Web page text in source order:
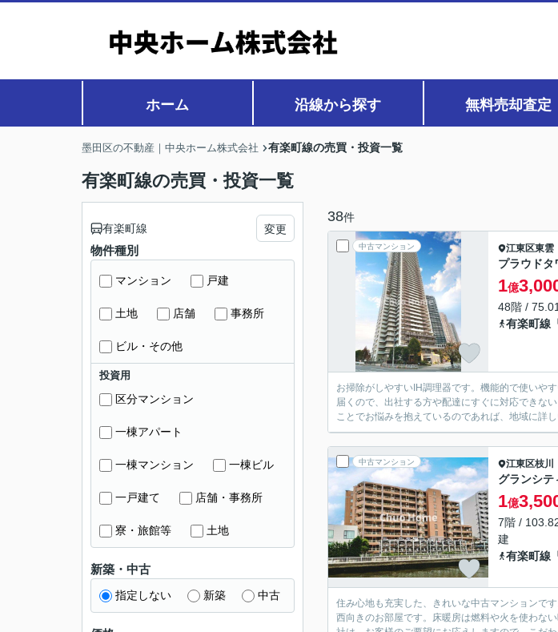
ホーム 沿線から探す 無料売却査定
墨田区の不動産｜中央ホーム株式会社 有楽町線の売買・投資一覧
有楽町線の売買・投資一覧
38件
中古マンション 江東区東雲
プラウドタ
1億
48階 /
有楽町線
お掃除がしやすいIH調理器です。機能的で使いや
届くので、出社する方や配達にすぐに対応できな
ことでお悩みを抱えているのであれば、地域に詳
中古マンション 江東区枝川
グランシテ
1億
7階 /
建
有楽町線
住み心地も充実した、きれいな中古マンションで
西向きのお部屋です。床暖房は燃料や火を使わな
有楽町線 変更
物件種別
マンション 戸建
土地 店舗 事務所
ビル・その他
投資用
区分マンション
一棟アパート
一棟マンション 一棟ビル
一戸建て 店舗・事務所
寮・旅館等 土地
新築・中古
指定しない 新築 中古